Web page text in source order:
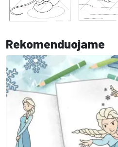
Rekomenduojame